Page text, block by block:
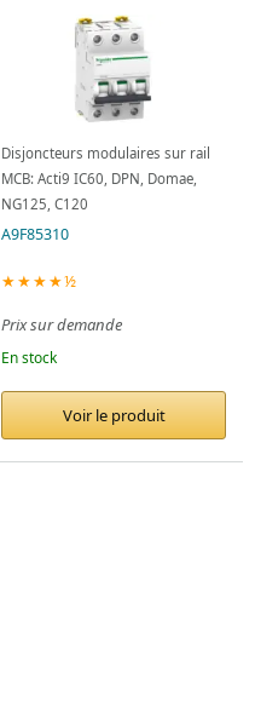
Disjoncteurs modulaires sur rail
MCB: Acti9 IC60, DPN, Domae,
NG125, C120
A9F85310
★★★★½
Prix sur demande
En stock
Voir le produit